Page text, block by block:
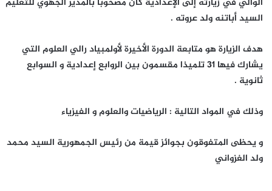
السيد أباتنه ولد عروته .
هدف الزيارة هو متابعة الدورة الأخيرة لأولمبياد رالي العلوم التي
يشارك فيها 31 تلميذا مقسمون بين الروابع إعدادية و السوابع
ثانوية .
وذلك في المواد التالية : الرياضيات والعلوم و الفيزياء
و يحظى المتفوقون بجوائز قيمة من رئيس الجمهورية السيد محمد
ولد الغزواني